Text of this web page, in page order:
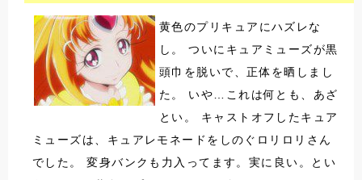
黄色のプリキュアにハズレな
し。 ついにキュアミューズが黒
頭巾を脱いで、正体を晒しまし
た。 いや…これは何とも、あざ
とい。 キャストオフしたキュア
ミューズは、キュアレモネードをしのぐロリロリさん
でした。 変身バンクも力入ってます。実に良い。とい